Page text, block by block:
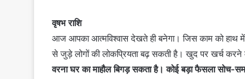
वृषभ राशि
आज आपका आत्मविश्वास देखते ही बनेगा। जिस काम को
से जुड़े लोगों की लोकप्रियता बढ़ सकती है। खुद पर खर्च
वरना घर का माहौल बिगड़ सकता है। कोई बड़ा फैसला सोच-